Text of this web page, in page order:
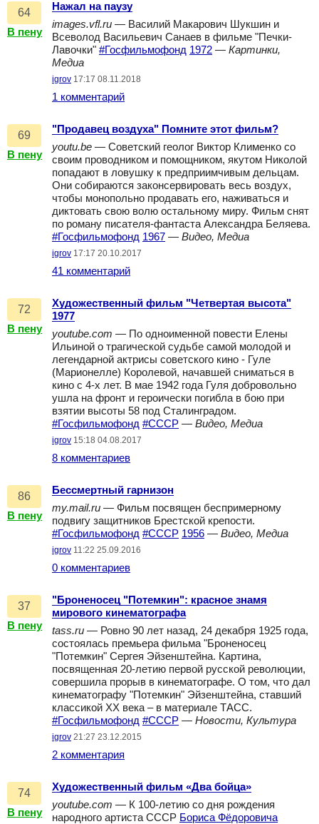
64
В пену
Нажал на паузу
images.vfl.ru — Василий Макарович Шукшин и
Всеволод Васильевич Санаев в фильме "Печки-
Лавочки" #Госфильмофонд 1972 — Картинки,
Медиа
igrov 17:17 08.11.2018
1 комментарий
69
В пену
"Продавец воздуха" Помните этот фильм?
youtu.be — Советский геолог Виктор Клименко со
своим проводником и помощником, якутом Николой
попадают в ловушку к предприимчивым дельцам.
Они собираются законсервировать весь воздух,
чтобы монопольно продавать его, наживаться и
диктовать свою волю остальному миру. Фильм снят
по роману писателя-фантаста Александра Беляева.
#Госфильмофонд 1967 — Видео, Медиа
igrov 17:17 20.10.2017
41 комментарий
72
В пену
Художественный фильм "Четвертая высота"
1977
youtube.com — По одноименной повести Елены
Ильиной о трагической судьбе самой молодой и
легендарной актрисы советского кино - Гуле
(Марионелле) Королевой, начавшей сниматься в
кино с 4-х лет. В мае 1942 года Гуля добровольно
ушла на фронт и героически погибла в бою при
взятии высоты 58 под Сталинградом.
#Госфильмофонд #СССР — Видео, Медиа
igrov 15:18 04.08.2017
8 комментариев
86
В пену
Бессмертный гарнизон
my.mail.ru — Фильм посвящен беспримерному
подвигу защитников Брестской крепости.
#Госфильмофонд #СССР 1956 — Видео, Медиа
igrov 11:22 25.09.2016
0 комментариев
37
В пену
"Броненосец "Потемкин": красное знамя
мирового кинематографа
tass.ru — Ровно 90 лет назад, 24 декабря 1925 года,
состоялась премьера фильма "Броненосец
"Потемкин" Сергея Эйзенштейна. Картина,
посвященная 20-летию первой русской революции,
совершила прорыв в кинематографе. О том, что дал
кинематографу "Потемкин" Эйзенштейна, ставший
классикой XX века – в материале ТАСС.
#Госфильмофонд #СССР — Новости, Культура
igrov 21:27 23.12.2015
2 комментария
74
В пену
Художественный фильм «Два бойца»
youtube.com — К 100-летию со дня рождения
народного артиста СССР Бориса Фёдоровича